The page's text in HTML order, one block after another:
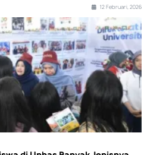
12 Februari, 2026